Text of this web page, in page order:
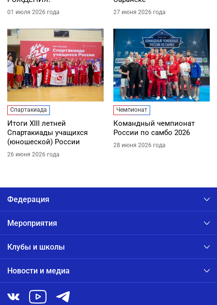
01 июля 2026 года 27 июня 2026 года
Спартакиада
Итоги XIII летней
Спартакиады учащихся
(юношеской) России
26 июня 2026 года
Чемпионат
Командный чемпионат
России по самбо 2026
28 июня 2026 года
Федерация
Мероприятия
Клубы и школы
Новости и медиа